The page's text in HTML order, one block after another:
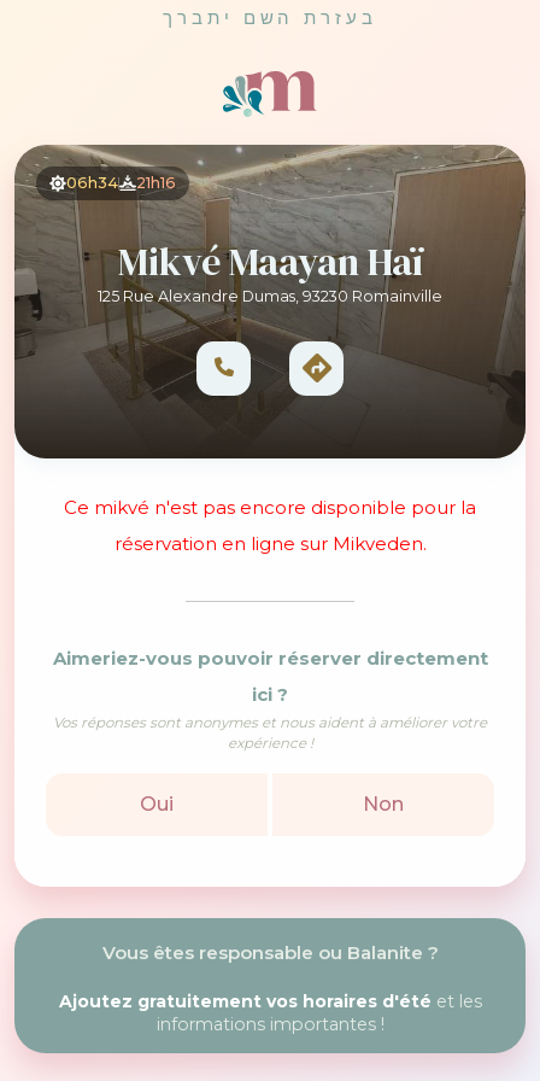
בעזרת השם יתברך
06h34 21h16
Mikvé Maayan Haï
125 Rue Alexandre Dumas, 93230 Romainville
Ce mikvé n'est pas encore disponible pour la
réservation en ligne sur Mikveden.
Aimeriez-vous pouvoir réserver directement
ici ?
Vos réponses sont anonymes et nous aident à améliorer votre
expérience !
Oui Non
Vous êtes responsable ou Balanite ?
Ajoutez gratuitement vos horaires d'été et les
informations importantes !